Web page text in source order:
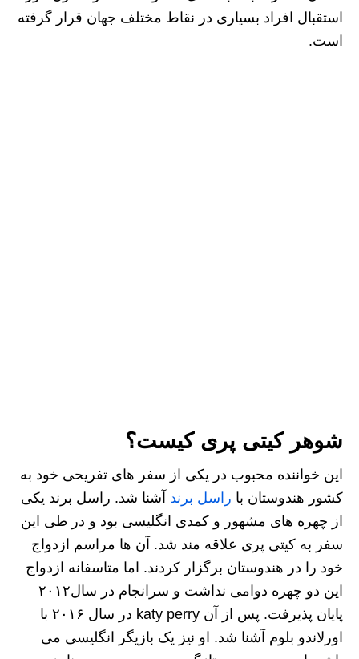
استقبال افراد بسیاری در نقاط مختلف جهان قرار گرفته
است.
شوهر کیتی پری کیست؟
این خواننده محبوب در یکی از سفر های تفریحی خود به
کشور هندوستان با راسل برند آشنا شد. راسل برند یکی
از چهره های مشهور و کمدی انگلیسی بود و در طی این
سفر به کیتی پری علاقه مند شد. آن ها مراسم ازدواج
خود را در هندوستان برگزار کردند. اما متاسفانه ازدواج
این دو چهره دوامی نداشت و سرانجام در سال۲۰۱۲
پایان پذیرفت. پس از آن katy perry در سال ۲۰۱۶ با
اورلاندو بلوم آشنا شد. او نیز یک بازیگر انگلیسی می